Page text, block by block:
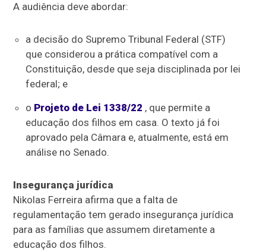
A audiência deve abordar:
a decisão do Supremo Tribunal Federal (STF)
que considerou a prática compatível com a
Constituição, desde que seja disciplinada por lei
federal; e
o Projeto de Lei 1338/22 , que permite a
educação dos filhos em casa. O texto já foi
aprovado pela Câmara e, atualmente, está em
análise no Senado.
Insegurança jurídica
Nikolas Ferreira afirma que a falta de
regulamentação tem gerado insegurança jurídica
para as famílias que assumem diretamente a
educação dos filhos.